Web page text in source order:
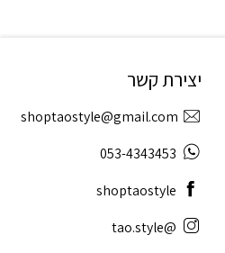
יצירת קשר
shoptaostyle@gmail.com
053-4343453
shoptaostyle
@tao.style